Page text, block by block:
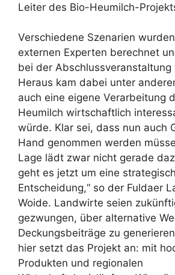
Leiter des Bio-Heumilch-
Verschiedene Szenarien
externen Experten berechnet
bei der Abschlussveranstaltung
Heraus kam dabei unter
auch eine eigene Verarbeitung
Heumilch wirtschaftlich
würde. Klar sei, dass nun auch
Hand genommen werden
Lage lädt zwar nicht gerade
geht es jetzt um eine
Entscheidung,“ so der Fuldaer
Woide. Landwirte seien
gezwungen, über alternative
Deckungsbeiträge zu
hier setzt das Projekt an: mit
Produkten und regionalen